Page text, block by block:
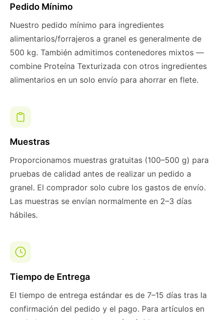
Pedido Mínimo
Nuestro pedido mínimo para ingredientes
alimentarios/forrajeros a granel es generalmente de
500 kg. También admitimos contenedores mixtos —
combine Proteína Texturizada con otros ingredientes
alimentarios en un solo envío para ahorrar en flete.
Muestras
Proporcionamos muestras gratuitas (100–500 g) para
pruebas de calidad antes de realizar un pedido a
granel. El comprador solo cubre los gastos de envío.
Las muestras se envían normalmente en 2–3 días
hábiles.
Tiempo de Entrega
El tiempo de entrega estándar es de 7–15 días tras la
confirmación del pedido y el pago. Para artículos en